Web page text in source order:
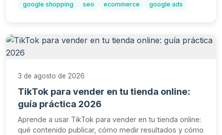
google shopping seo ecommerce google ads
3 de agosto de 2026
TikTok para vender en tu tienda online:
guía práctica 2026
Aprende a usar TikTok para vender en tu tienda online:
qué contenido publicar, cómo medir resultados y cómo